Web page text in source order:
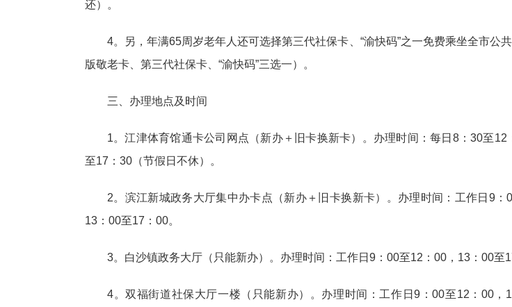
还）。
4。另，年满65周岁老年人还可选择第三代社保卡、“渝快码”之一免费乘坐全市公
版敬老卡、第三代社保卡、“渝快码”三选一）。
三、办理地点及时间
1。江津体育馆通卡公司网点（新办＋旧卡换新卡）。办理时间：每日8：30至12
至17：30（节假日不休）。
2。滨江新城政务大厅集中办卡点（新办＋旧卡换新卡）。办理时间：工作日9：
13：00至17：00。
3。白沙镇政务大厅（只能新办）。办理时间：工作日9：00至12：00，13：00至
4。双福街道社保大厅一楼（只能新办）。办理时间：工作日9：00至12：00，